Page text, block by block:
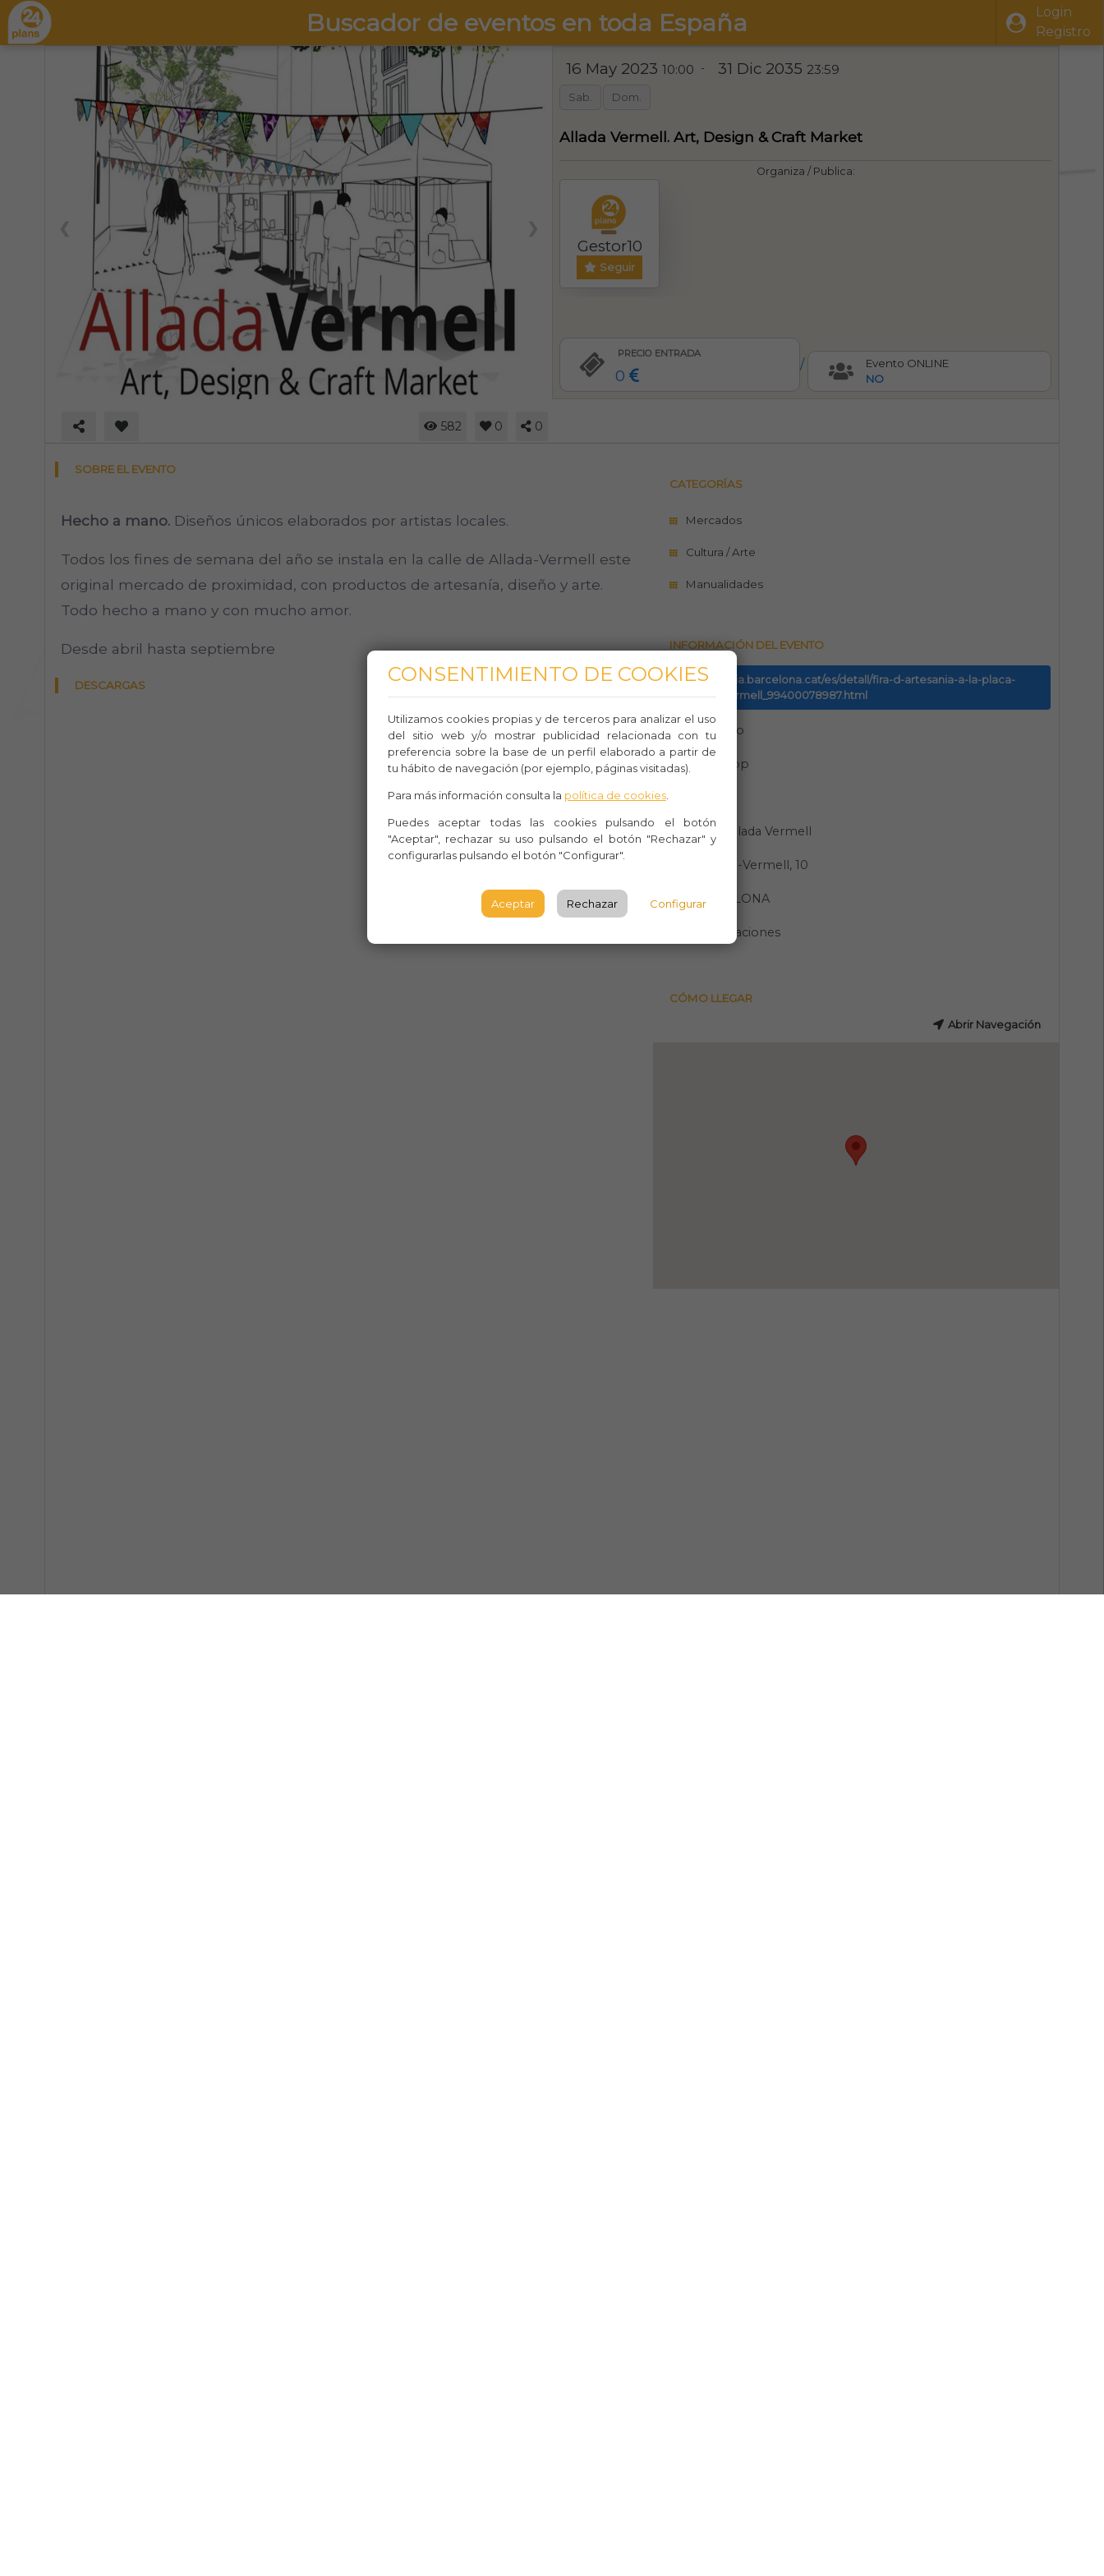
Buscador de eventos en toda España
Login
Registro
16 May 2023 10:00 - 31 Dic 2035 23:59
Sab. Dom.
Allada Vermell. Art, Design & Craft Market
Organiza / Publica:
Gestor10
Seguir
PRECIO ENTRADA
0
/
Evento ONLINE
NO
582 0 0
SOBRE EL EVENTO
Hecho a mano.Diseños únicos elaborados por artistas locales.
Todos los fines de semana del año se instala en la calle de Allada-Vermell este
original mercado de proximidad, con productos de artesanía, diseño y arte.
Todo hecho a mano y con mucho amor.
Desde abril hasta septiembre
DESCARGAS
CATEGORÍAS
Mercados
Cultura / Arte
Manualidades
INFORMACIÓN DEL EVENTO
https://guia.barcelona.cat/es/detall/fira-d-artesania-a-la-placa-
allada-vermell_99400078987.html
Teléfono
Whasapp
Plaça Allada Vermell
C Allada-Vermell, 10
BARCELONA
Observaciones
CÓMO LLEGAR
Abrir Navegación
CONSENTIMIENTO DE COOKIES
Utilizamos cookies propias y de terceros para analizar el uso
del sitio web y/o mostrar publicidad relacionada con tu
preferencia sobre la base de un perfil elaborado a partir de
tu hábito de navegación (por ejemplo, páginas visitadas).
Para más información consulta la política de cookies
Puedes aceptar todas las cookies pulsando el botón
"Aceptar", rechazar su uso pulsando el botón "Rechazar" y
configurarlas pulsando el botón "Configurar".
Aceptar Rechazar Configurar